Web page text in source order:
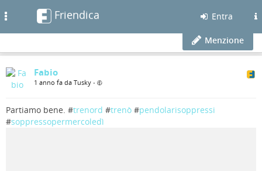
Friendica Entra
Menzione
Fabio
1 anno fa da Tusky •
Partiamo bene. #trenord #trenò #pendolarisoppressi
#soppressopermercoledì